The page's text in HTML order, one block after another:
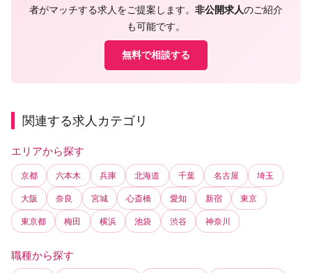
者がマッチする求人をご提案します。 非公開求人のご紹介
も可能です。
無料で相談する
関連する求人カテゴリ
エリアから探す
京都 六本木 兵庫 北海道 千葉 名古屋 埼玉
大阪 奈良 宮城 心斎橋 愛知 新宿 東京
東京都 梅田 横浜 池袋 渋谷 神奈川
職種から探す